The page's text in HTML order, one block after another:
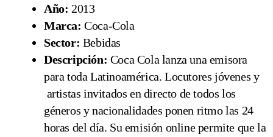
Año: 2013
Marca: Coca-Cola
Sector: Bebidas
Descripción: Coca Cola lanza una emisora
para toda Latinoamérica. Locutores jóvenes y
artistas invitados en directo de todos los
géneros y nacionalidades ponen ritmo las 24
horas del día. Su emisión online permite que la